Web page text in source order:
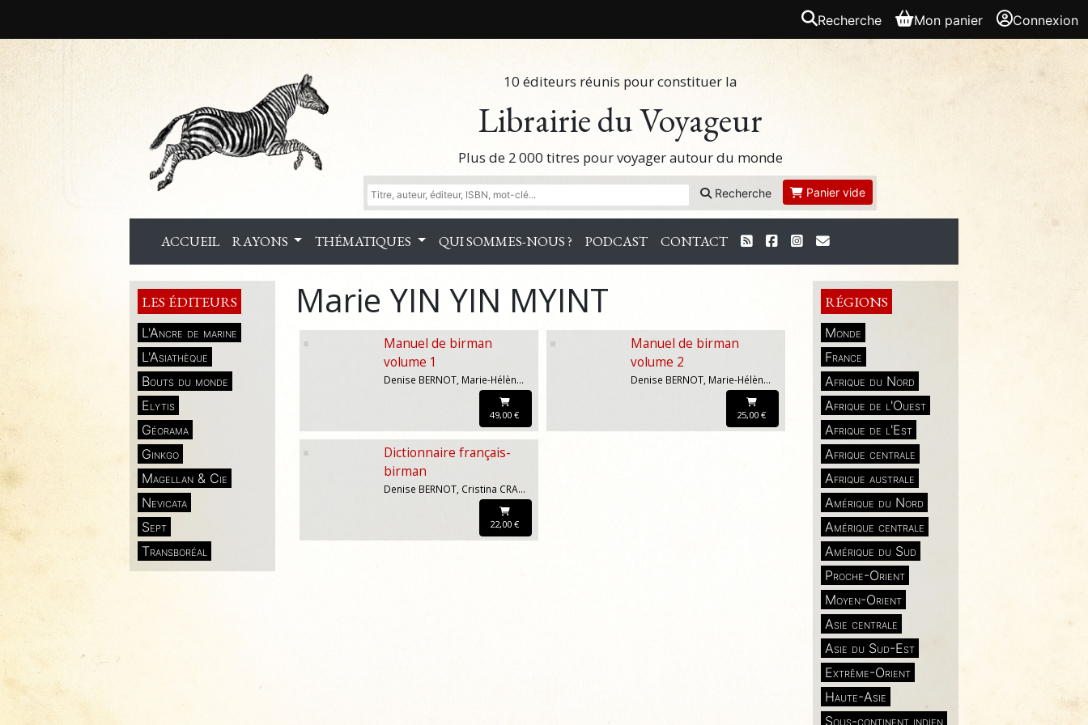
Recherche Mon panier Connexion
10 éditeurs réunis pour constituer la
Librairie du Voyageur
Plus de 2 000 titres pour voyager autour du monde
Recherche Panier vide
ACCUEIL RAYONS THÉMATIQUES QUI SOMMES-NOUS ? PODCAST CONTACT
LES ÉDITEURS
L'Ancre de marine
L'Asiathèque
Bouts du monde
Elytis
Géorama
Ginkgo
Magellan & Cie
Nevicata
Sept
Transboréal
RÉGIONS
Monde
France
Afrique du Nord
Afrique de l'Ouest
Afrique de l'Est
Afrique centrale
Afrique australe
Amérique du Nord
Amérique centrale
Amérique du Sud
Proche-Orient
Moyen-Orient
Asie centrale
Asie du Sud-Est
Extrême-Orient
Haute-Asie
Sous-continent indien
Marie YIN YIN MYINT
Manuel de birman
volume 1
Denise BERNOT, Marie-Hélène CARDINAUD, Marie YIN YIN MYINT
49,00 €
Manuel de birman
volume 2
Denise BERNOT, Marie-Hélène CARDINAUD, Marie YIN YIN MYINT
25,00 €
Dictionnaire français-
birman
Denise BERNOT, Cristina CRAMEROTTI, Marie YIN YIN MYINT
22,00 €